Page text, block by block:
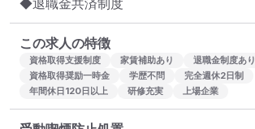
◆退職金共済制度
この求人の特徴
資格取得支援制度 家賃補助あり
退職金制度あり
資格取得奨励一時金
学歴不問
完全週休2日制
年間休日120日以上
研修充実 上場企業